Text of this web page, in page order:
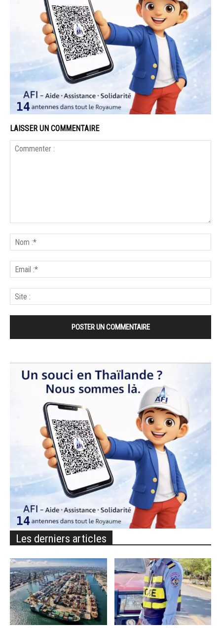
LAISSER UN COMMENTAIRE
Les derniers articles